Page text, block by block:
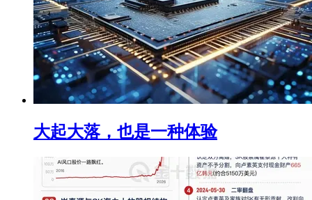
大起大落，也是一种体验